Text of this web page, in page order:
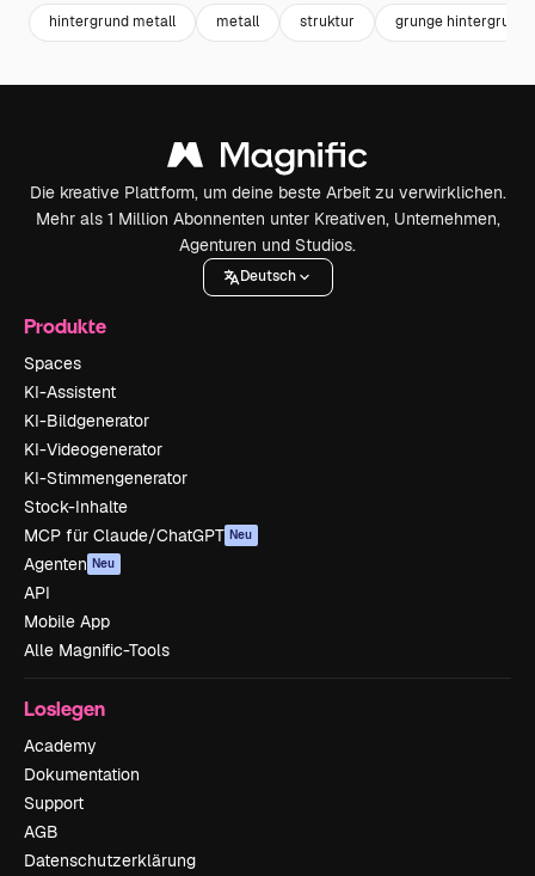
hintergrund metall metall struktur grunge hintergrund
Die kreative Plattform, um deine beste Arbeit zu verwirklichen.
Mehr als 1 Million Abonnenten unter Kreativen, Unternehmen,
Agenturen und Studios.
Deutsch
Produkte
Spaces
KI-Assistent
KI-Bildgenerator
KI-Videogenerator
KI-Stimmengenerator
Stock-Inhalte
MCP für Claude/ChatGPT Neu
Agenten Neu
API
Mobile App
Alle Magnific-Tools
Loslegen
Academy
Dokumentation
Support
AGB
Datenschutzerklärung